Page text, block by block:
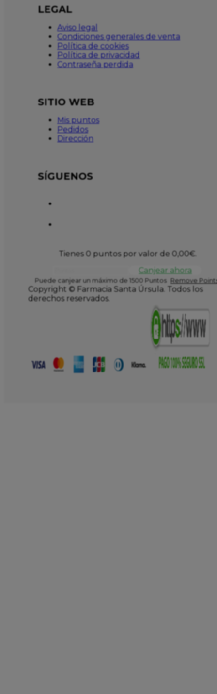
LEGAL
Aviso legal
Condiciones generales de venta
Política de cookies
Política de privacidad
Contraseña perdida
SITIO WEB
Mis puntos
Pedidos
Dirección
SÍGUENOS
Tienes 0 puntos por valor de 0,00€.
Canjear ahora
Puede canjear un máximo de 1500 Puntos Remove
Copyright © Farmacia Santa Úrsula. Todos los
derechos reservados.